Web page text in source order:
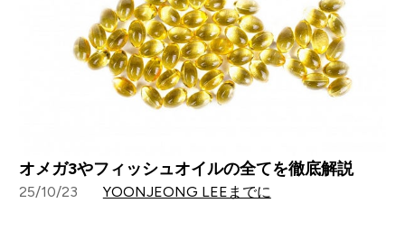
オメガ3やフィッシュオイルの全てを徹底解説
25/10/23 YOONJEONG LEEまでに